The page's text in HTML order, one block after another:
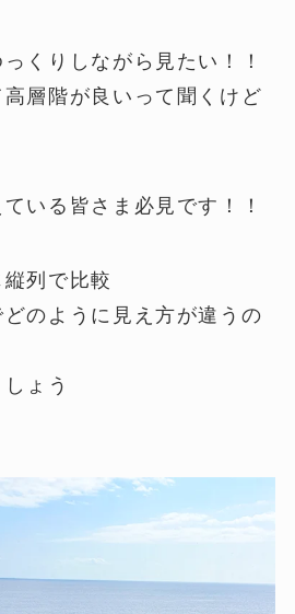
くりしながら見たい！！
層階が良いって聞くけど
いる皆さま必見です！！
列で比較
のように見え方が違うの
ょう